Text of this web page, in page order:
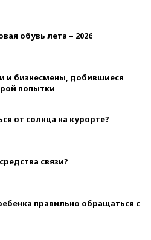
обувь лета – 2026
и бизнесмены, добившиеся
попытки
от солнца на курорте?
связи?
правильно обращаться с